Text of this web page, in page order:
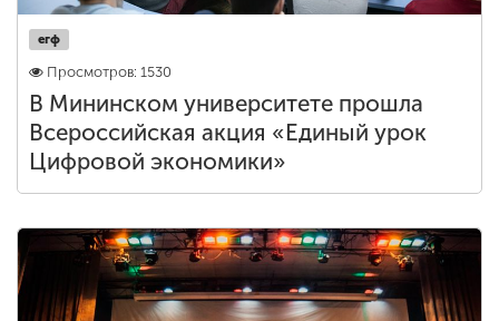
егф
Просмотров: 1530
В Мининском университете прошла
Всероссийская акция «Единый урок
Цифровой экономики»